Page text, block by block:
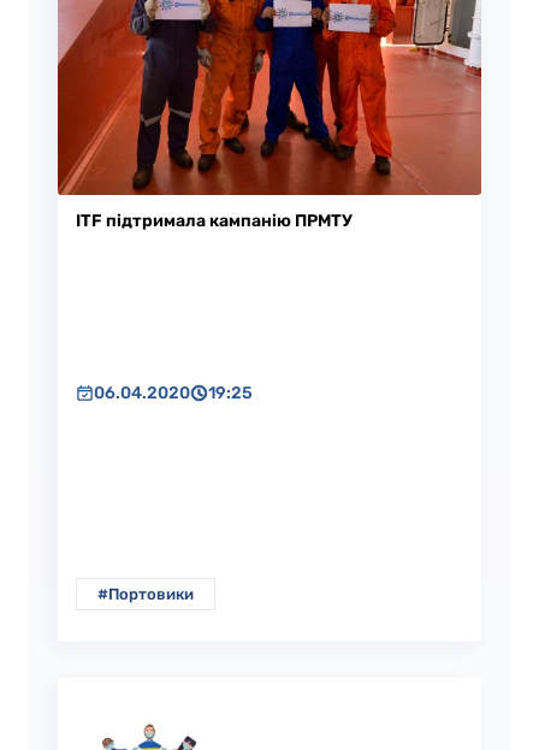
ITF підтримала кампанію ПРМТУ
06.04.2020 19:25
#Портовики